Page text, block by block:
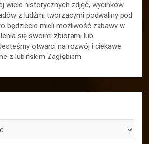
wiele historycznych zdjęć, wycinków
z ludźmi tworzącymi podwaliny pod
będziecie mieli możliwość zabawy w
się swoimi zbiorami lub
otwarci na rozwój i ciekawe
z lubińskim Zagłębiem.